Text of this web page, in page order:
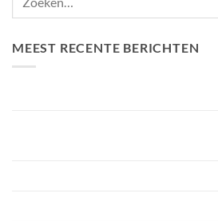
MEEST RECENTE BERICHTEN